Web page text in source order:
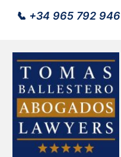
📞 +34 965 792 946